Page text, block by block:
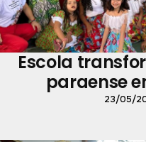
Escola
paraense
23/05/